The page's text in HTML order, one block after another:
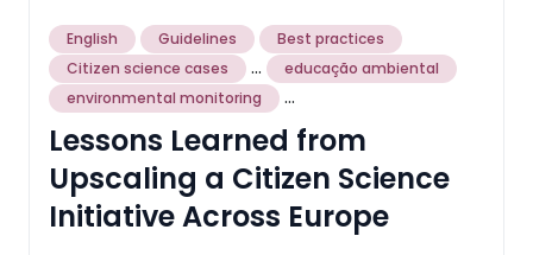
English Guidelines
Best practices
Citizen science cases
...
educação ambiental
environmental monitoring
...
Lessons Learned from
Upscaling a Citizen Science
Initiative Across Europe